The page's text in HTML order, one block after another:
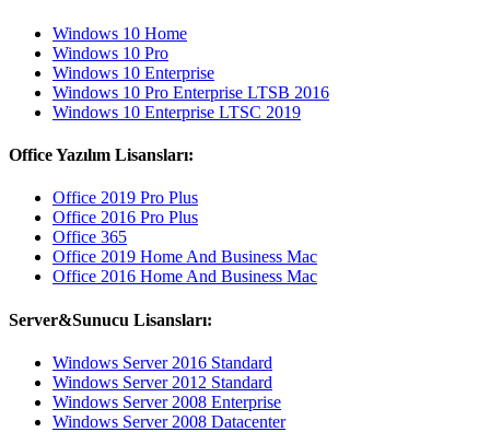
Windows 10 Home
Windows 10 Pro
Windows 10 Enterprise
Windows 10 Pro Enterprise LTSB 2016
Windows 10 Enterprise LTSC 2019
Office Yazılım Lisansları:
Office 2019 Pro Plus
Office 2016 Pro Plus
Office 365
Office 2019 Home And Business Mac
Office 2016 Home And Business Mac
Server&Sunucu Lisansları:
Windows Server 2016 Standard
Windows Server 2012 Standard
Windows Server 2008 Enterprise
Windows Server 2008 Datacenter